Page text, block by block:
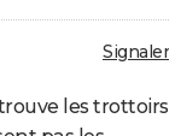
Signaler
les trottoirs